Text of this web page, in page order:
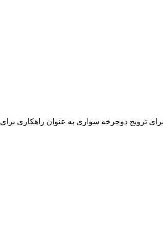
جمعی برای ترویج دوچرخه سواری به عنوان راهکاری برای